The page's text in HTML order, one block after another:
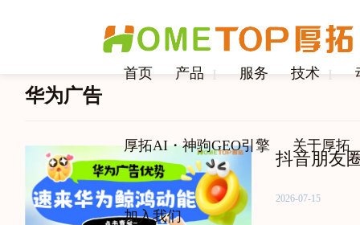
首页 产品 I 服务 技术 I
厚拓AI・神驹GEO引擎 关于厚拓
加入我们
华为广告
抖音朋友
2026-07-15